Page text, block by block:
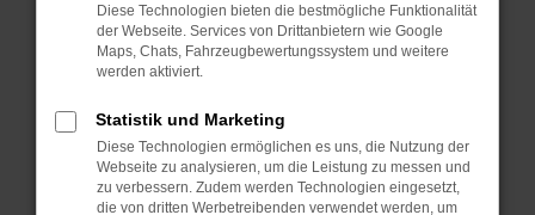
Starte dein Gerät neu.
Das kann manchmal helfen, vorübergehende
Probleme zu beheben.
Stelle sicher, dass dein Browser und dein
Betriebssystem auf dem neuesten Stand
sind.
Veraltete Software birgt nicht nur ein
Diese Technologien bieten die bestmögliche Funktionalität
der Webseite. Services von Drittanbietern wie Google
Maps, Chats, Fahrzeugbewertungssystem und weitere
werden aktiviert.
Statistik und Marketing
Diese Technologien ermöglichen es uns, die Nutzung der
Webseite zu analysieren, um die Leistung zu messen und
zu verbessern. Zudem werden Technologien eingesetzt,
die von dritten Werbetreibenden verwendet werden, um